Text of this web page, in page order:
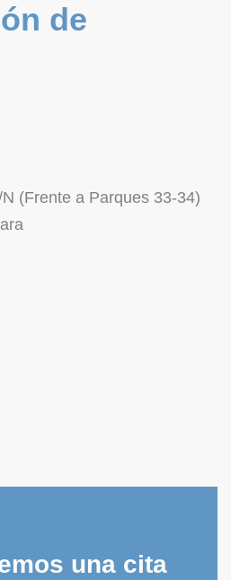
de
(Frente a Parques 33-34)
una cita